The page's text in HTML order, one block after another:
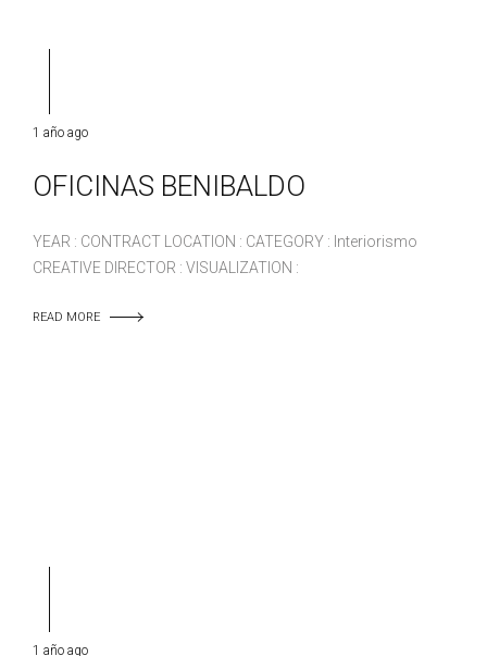
1 año ago
OFICINAS BENIBALDO
YEAR : CONTRACT LOCATION : CATEGORY : Interiorismo
CREATIVE DIRECTOR : VISUALIZATION :
READ MORE
1 año ago